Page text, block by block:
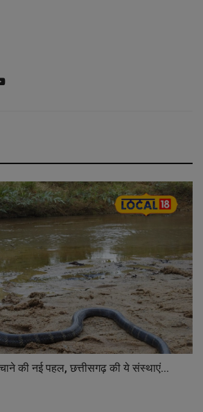
की नई पहल, छत्तीसगढ़ की ये संस्थाएं...